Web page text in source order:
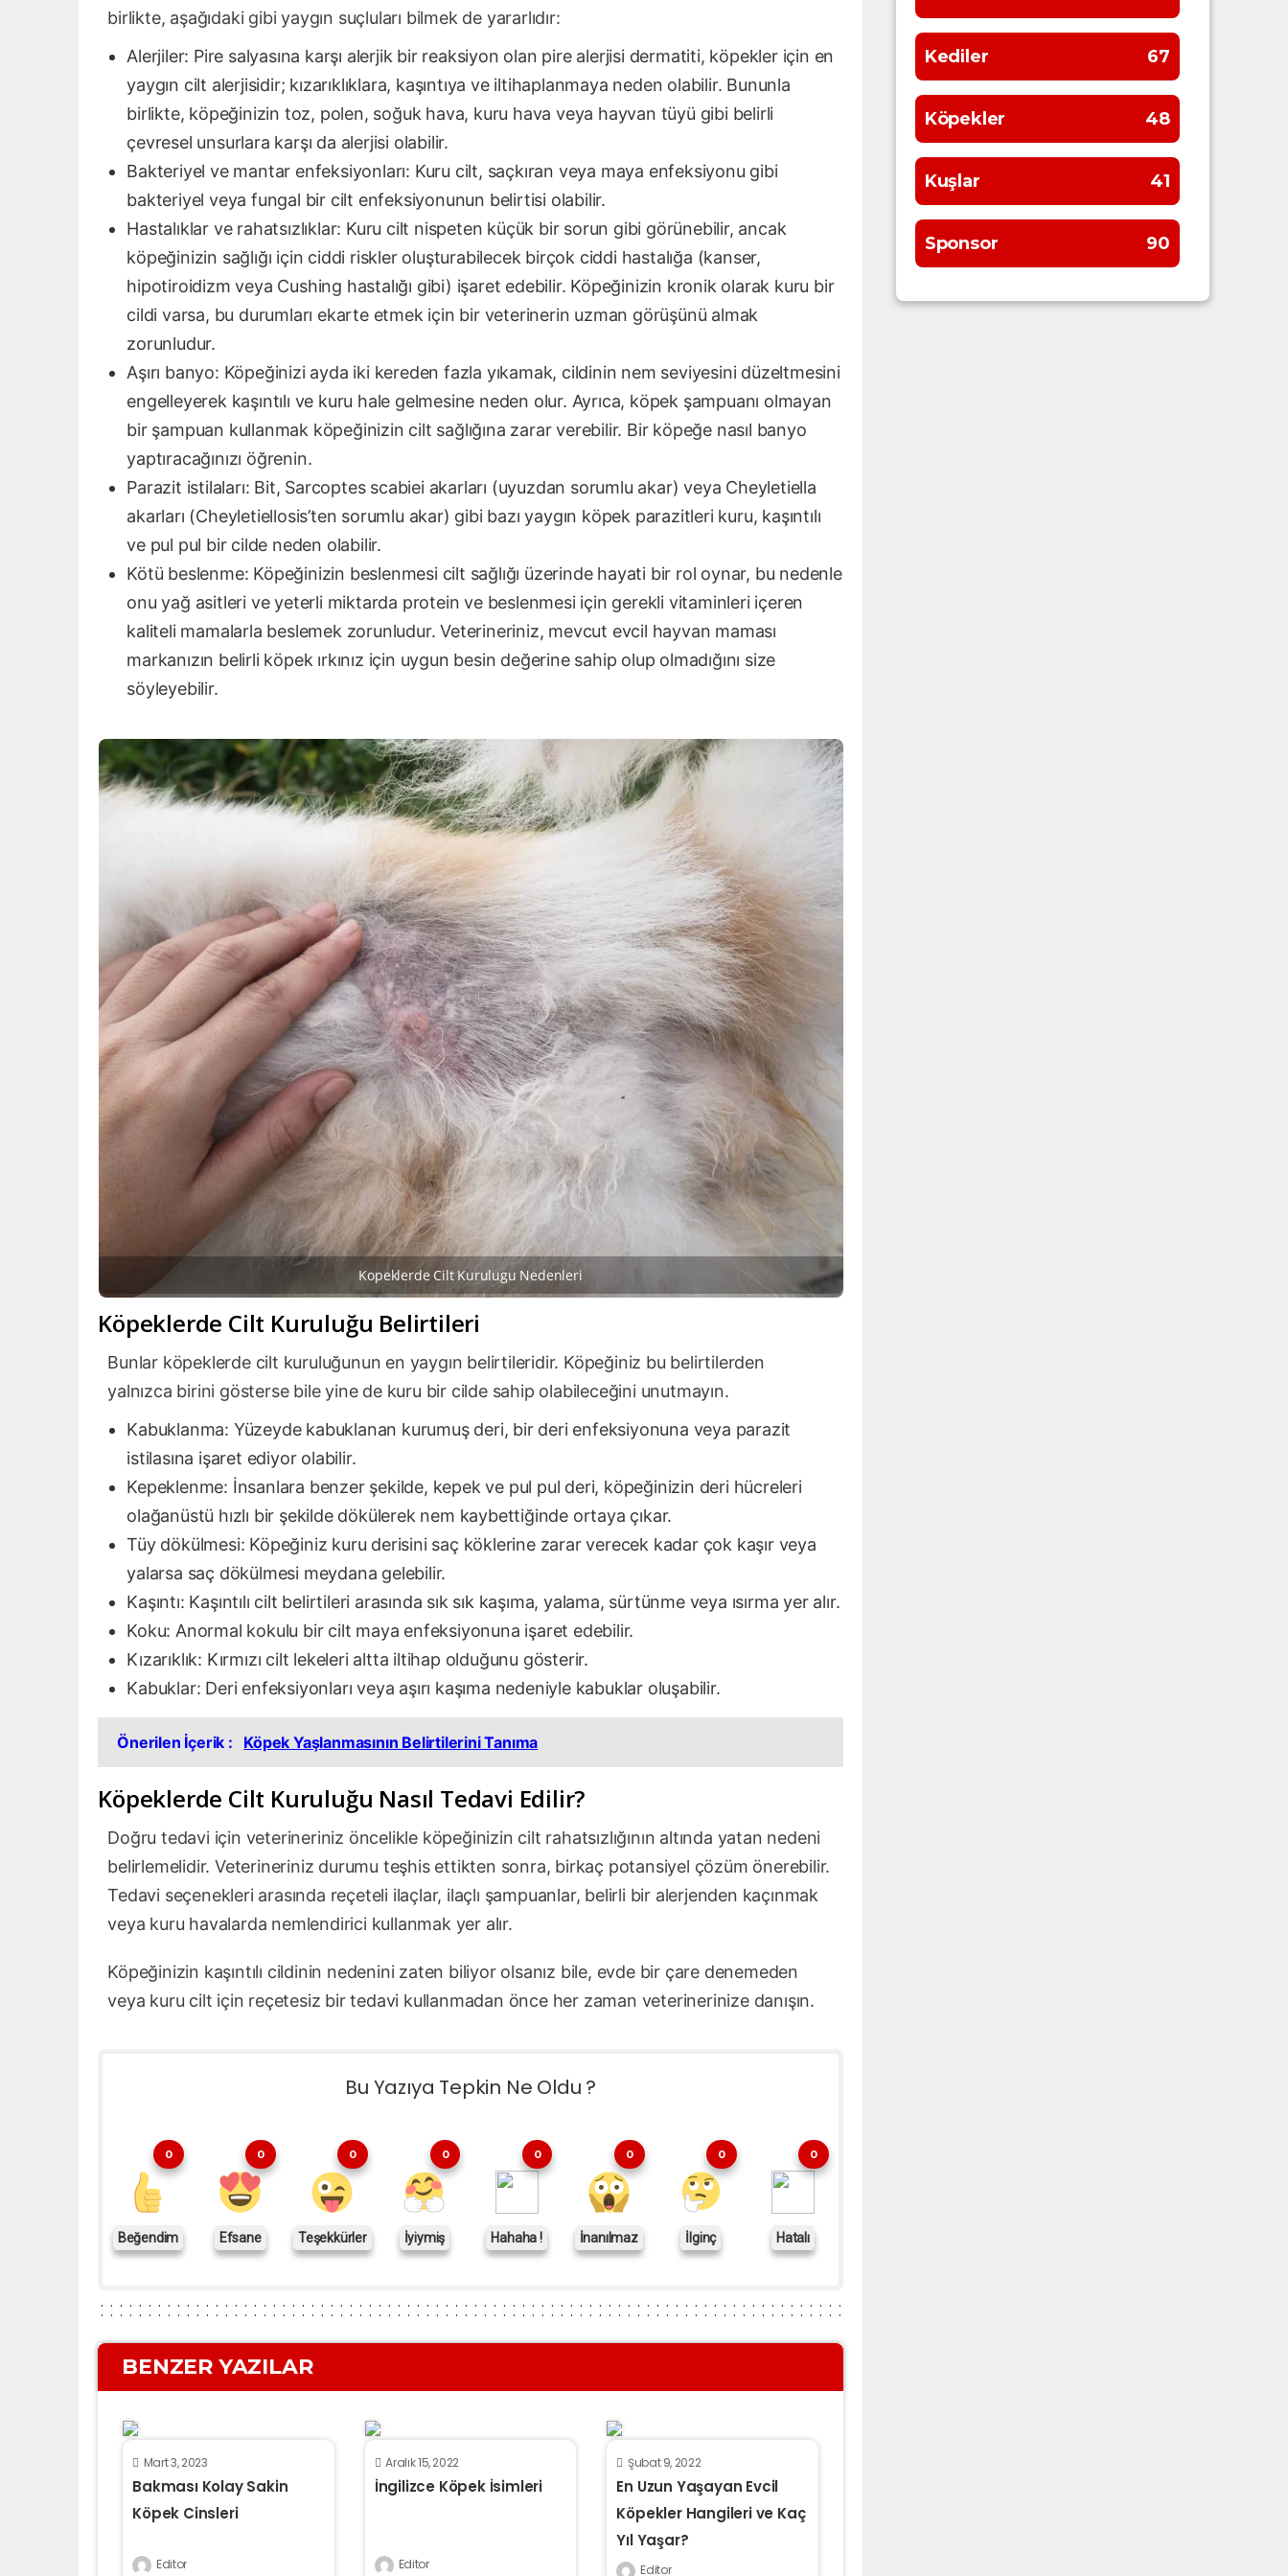
birlikte, aşağıdaki gibi yaygın suçluları bilmek de yararlıdır:
Alerjiler: Pire salyasına karşı alerjik bir reaksiyon olan pire alerjisi dermatiti, köpekler için en
yaygın cilt alerjisidir; kızarıklıklara, kaşıntıya ve iltihaplanmaya neden olabilir. Bununla
birlikte, köpeğinizin toz, polen, soğuk hava, kuru hava veya hayvan tüyü gibi belirli
çevresel unsurlara karşı da alerjisi olabilir.
Bakteriyel ve mantar enfeksiyonları: Kuru cilt, saçkıran veya maya enfeksiyonu gibi
bakteriyel veya fungal bir cilt enfeksiyonunun belirtisi olabilir.
Hastalıklar ve rahatsızlıklar: Kuru cilt nispeten küçük bir sorun gibi görünebilir, ancak
köpeğinizin sağlığı için ciddi riskler oluşturabilecek birçok ciddi hastalığa (kanser,
hipotiroidizm veya Cushing hastalığı gibi) işaret edebilir. Köpeğinizin kronik olarak kuru bir
cildi varsa, bu durumları ekarte etmek için bir veterinerin uzman görüşünü almak
zorunludur.
Aşırı banyo: Köpeğinizi ayda iki kereden fazla yıkamak, cildinin nem seviyesini düzeltmesini
engelleyerek kaşıntılı ve kuru hale gelmesine neden olur. Ayrıca, köpek şampuanı olmayan
bir şampuan kullanmak köpeğinizin cilt sağlığına zarar verebilir. Bir köpeğe nasıl banyo
yaptıracağınızı öğrenin.
Parazit istilaları: Bit, Sarcoptes scabiei akarları (uyuzdan sorumlu akar) veya Cheyletiella
akarları (Cheyletiellosis’ten sorumlu akar) gibi bazı yaygın köpek parazitleri kuru, kaşıntılı
ve pul pul bir cilde neden olabilir.
Kötü beslenme: Köpeğinizin beslenmesi cilt sağlığı üzerinde hayati bir rol oynar, bu nedenle
onu yağ asitleri ve yeterli miktarda protein ve beslenmesi için gerekli vitaminleri içeren
kaliteli mamalarla beslemek zorunludur. Veterineriniz, mevcut evcil hayvan maması
markanızın belirli köpek ırkınız için uygun besin değerine sahip olup olmadığını size
söyleyebilir.
Kopeklerde Cilt Kurulugu Nedenleri
Köpeklerde Cilt Kuruluğu Belirtileri
Bunlar köpeklerde cilt kuruluğunun en yaygın belirtileridir. Köpeğiniz bu belirtilerden
yalnızca birini gösterse bile yine de kuru bir cilde sahip olabileceğini unutmayın.
Kabuklanma: Yüzeyde kabuklanan kurumuş deri, bir deri enfeksiyonuna veya parazit
istilasına işaret ediyor olabilir.
Kepeklenme: İnsanlara benzer şekilde, kepek ve pul pul deri, köpeğinizin deri hücreleri
olağanüstü hızlı bir şekilde dökülerek nem kaybettiğinde ortaya çıkar.
Tüy dökülmesi: Köpeğiniz kuru derisini saç köklerine zarar verecek kadar çok kaşır veya
yalarsa saç dökülmesi meydana gelebilir.
Kaşıntı: Kaşıntılı cilt belirtileri arasında sık sık kaşıma, yalama, sürtünme veya ısırma yer alır.
Koku: Anormal kokulu bir cilt maya enfeksiyonuna işaret edebilir.
Kızarıklık: Kırmızı cilt lekeleri altta iltihap olduğunu gösterir.
Kabuklar: Deri enfeksiyonları veya aşırı kaşıma nedeniyle kabuklar oluşabilir.
Önerilen İçerik : Köpek Yaşlanmasının Belirtilerini Tanıma
Köpeklerde Cilt Kuruluğu Nasıl Tedavi Edilir?
Doğru tedavi için veterineriniz öncelikle köpeğinizin cilt rahatsızlığının altında yatan nedeni
belirlemelidir. Veterineriniz durumu teşhis ettikten sonra, birkaç potansiyel çözüm önerebilir.
Tedavi seçenekleri arasında reçeteli ilaçlar, ilaçlı şampuanlar, belirli bir alerjenden kaçınmak
veya kuru havalarda nemlendirici kullanmak yer alır.
Köpeğinizin kaşıntılı cildinin nedenini zaten biliyor olsanız bile, evde bir çare denemeden
veya kuru cilt için reçetesiz bir tedavi kullanmadan önce her zaman veterinerinize danışın.
Bu Yazıya Tepkin Ne Oldu ?
Beğendim
0
Efsane
0
Teşekkürler
0
İyiymiş
0
Hahaha !
0
İnanılmaz
0
İlginç
0
Hatalı
0
BENZER YAZILAR
Mart 3, 2023
Bakması Kolay Sakin
Köpek Cinsleri
Editor
Aralık 15, 2022
İngilizce Köpek İsimleri
Editor
Şubat 9, 2022
En Uzun Yaşayan Evcil
Köpekler Hangileri ve Kaç
Yıl Yaşar?
Editor
Kediler 67
Köpekler 48
Kuşlar 41
Sponsor 90